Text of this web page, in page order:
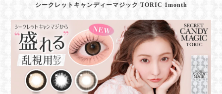
シークレットキャンディーマジック TORIC 1month